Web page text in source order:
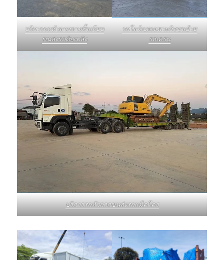
บริการรถหัวลากหางพื้นเรียบ
ขนส่งรถดับเพลิง
รถโลว์เบดเฉพาะกิจขนย้าย
รถเครน
บริการรถหัวลากขนส่งรถแม็คโคร